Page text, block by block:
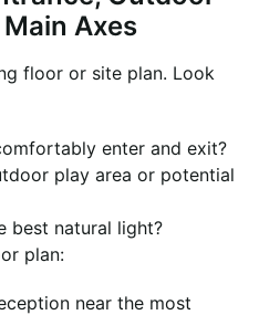
Axes
floor or site plan. Look
enter and exit?
play area or potential
best natural light?
plan:
near the most